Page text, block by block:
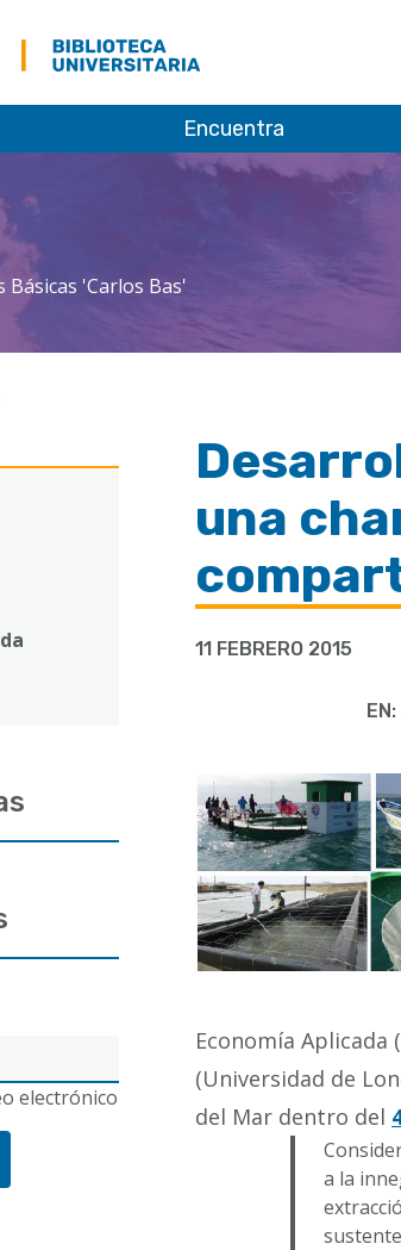
Biblioteca
ULPGC
Encuentra
Básicas 'Carlos Bas'
electrónico
una
11 FEBRERO 2015
EN:
Economía Aplicada
(Universidad de
del Mar dentro del
a la